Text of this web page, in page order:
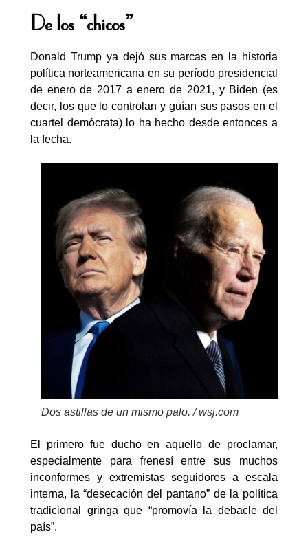
De los “chicos”
Donald Trump ya dejó sus marcas en la historia
política norteamericana en su período presidencial
de enero de 2017 a enero de 2021, y Biden (es
decir, los que lo controlan y guían sus pasos en el
cuartel demócrata) lo ha hecho desde entonces a
la fecha.
Dos astillas de un mismo palo. / wsj.com
El primero fue ducho en aquello de proclamar,
especialmente para frenesí entre sus muchos
inconformes y extremistas seguidores a escala
interna, la “desecación del pantano” de la política
tradicional gringa que “promovía la debacle del
país”.